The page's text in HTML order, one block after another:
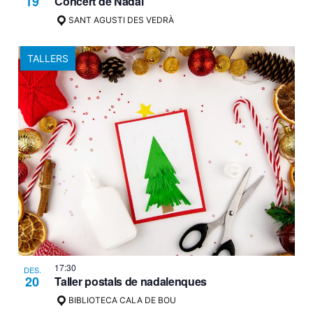
SANT AGUSTI DES VEDRÀ
TALLERS
DES.
20
17:30
Taller postals de nadalenques
BIBLIOTECA CALA DE BOU